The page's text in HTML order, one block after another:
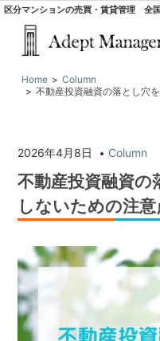
区分マンションの売買・賃貸管理 全
阪
で
用
動
産
の
取・
査
区
分
マ
Home
Column
不動産投資融資の落とし穴
2026年4月8日 Column
不動産投資融資の
しないための注